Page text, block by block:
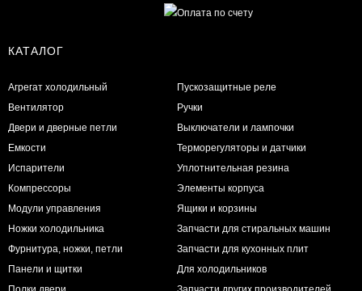
КАТАЛОГ
Агрегат холодильный
Вентилятор
Двери и дверные петли
Емкости
Испарители
Компрессоры
Модули управления
Ножки холодильника
Фурнитура, ножки, петли
Панели и щитки
Пускозащитные реле
Ручки
Выключатели и лампочки
Терморегуляторы и датчики
Уплотнительная резина
Элементы корпуса
Ящики и корзины
Запчасти для стиральных машин
Запчасти для кухонных плит
Для холодильников